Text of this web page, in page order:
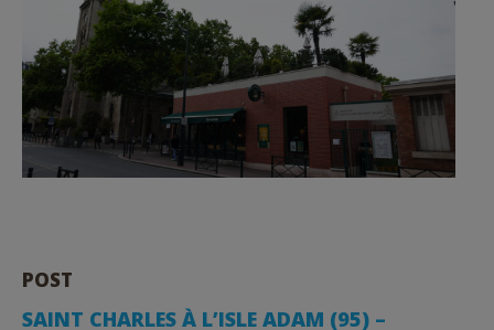
POST
SAINT CHARLES À L’ISLE ADAM (95) –